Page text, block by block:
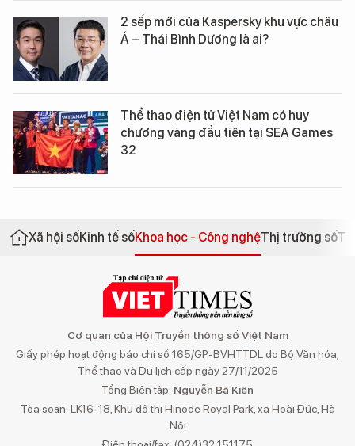
2 sếp mới của Kaspersky khu vực châu
Á – Thái Bình Dương là ai?
Thể thao điện tử Việt Nam có huy
chương vàng đầu tiên tại SEA Games
32
Xã hội sốKinh tế sốKhoa học - Công nghệThị trường số
Cơ quan của Hội Truyền thông số Việt Nam
Giấy phép hoạt động báo chí số 165/GP-BVHTTDL do Bộ Văn hóa,
Thể thao và Du lịch cấp ngày 27/11/2025
Tổng Biên tập: Nguyễn Bá Kiên
Tòa soạn: LK16-18, Khu đô thị Hinode Royal Park, xã Hoài Đức, Hà
Nội